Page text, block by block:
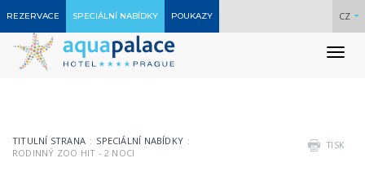
REZERVACE SPECIÁLNÍ NABÍDKY POUKAZY CZ
TISK
TITULNÍ STRANA
SPECIÁLNÍ NABÍDKY
RODINNÝ ZOO HIT - 2 NOCI